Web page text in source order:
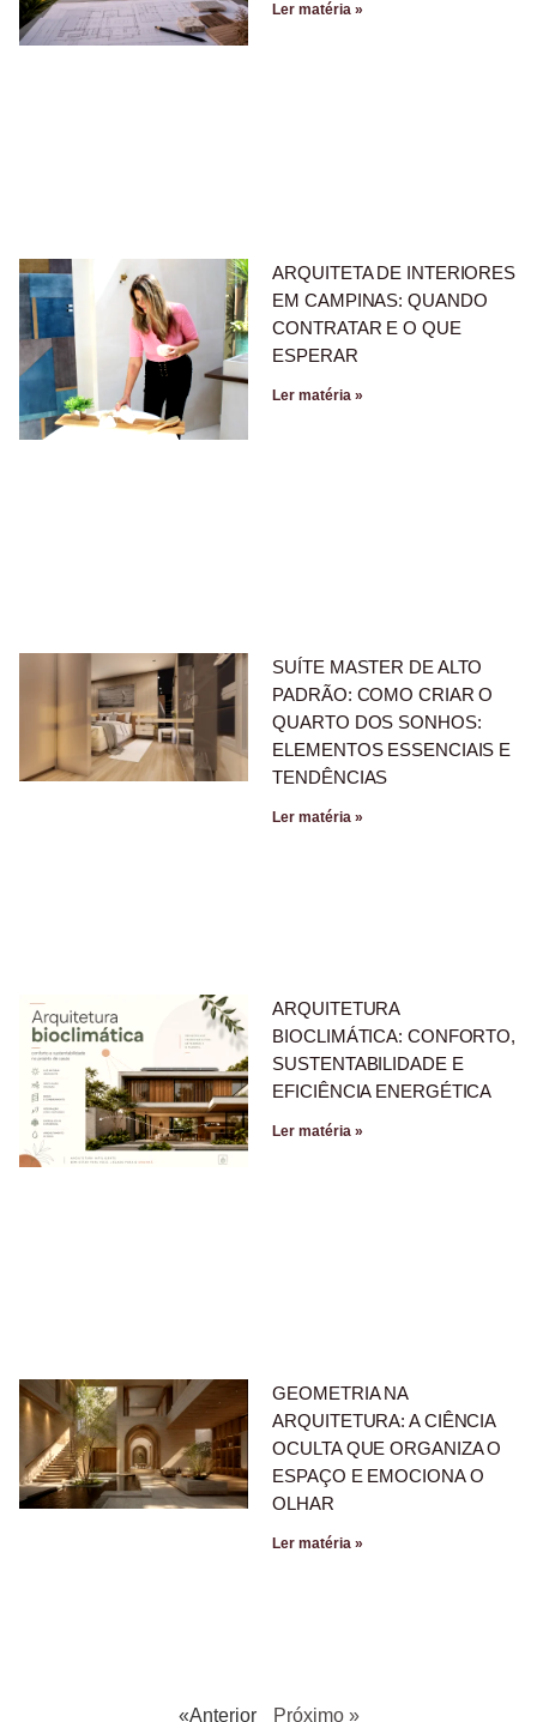
Ler matéria »
ARQUITETA DE INTERIORES
EM CAMPINAS: QUANDO
CONTRATAR E O QUE
ESPERAR
Ler matéria »
SUÍTE MASTER DE ALTO
PADRÃO: COMO CRIAR O
QUARTO DOS SONHOS:
ELEMENTOS ESSENCIAIS E
TENDÊNCIAS
Ler matéria »
ARQUITETURA
BIOCLIMÁTICA: CONFORTO,
SUSTENTABILIDADE E
EFICIÊNCIA ENERGÉTICA
Ler matéria »
GEOMETRIA NA
ARQUITETURA: A CIÊNCIA
OCULTA QUE ORGANIZA O
ESPAÇO E EMOCIONA O
OLHAR
Ler matéria »
«Anterior Próximo »